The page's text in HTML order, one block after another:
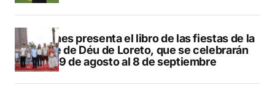
Duanes presenta el libro de las fiestas de la
Mare de Déu de Loreto, que se celebrarán
del 29 de agosto al 8 de septiembre